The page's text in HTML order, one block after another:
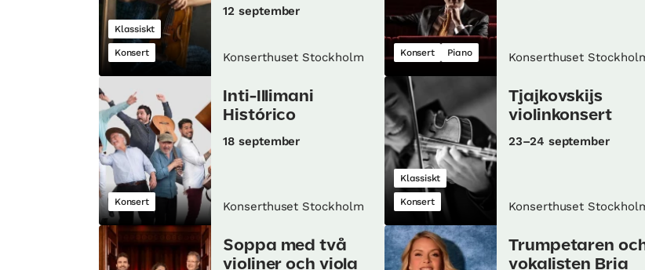
Klassiskt
Konsert
12 september
Konserthuset Stockholm Konsert Piano Konserthuset
Konsert
Inti-Illimani
Histórico
18 september
Konserthuset Stockholm
Klassiskt
Konsert
Tjajkovskijs
violinkonsert
23–24 september
Konserthuset
Soppa med två
violiner och viola
Trumpetaren
vokalisten Bria